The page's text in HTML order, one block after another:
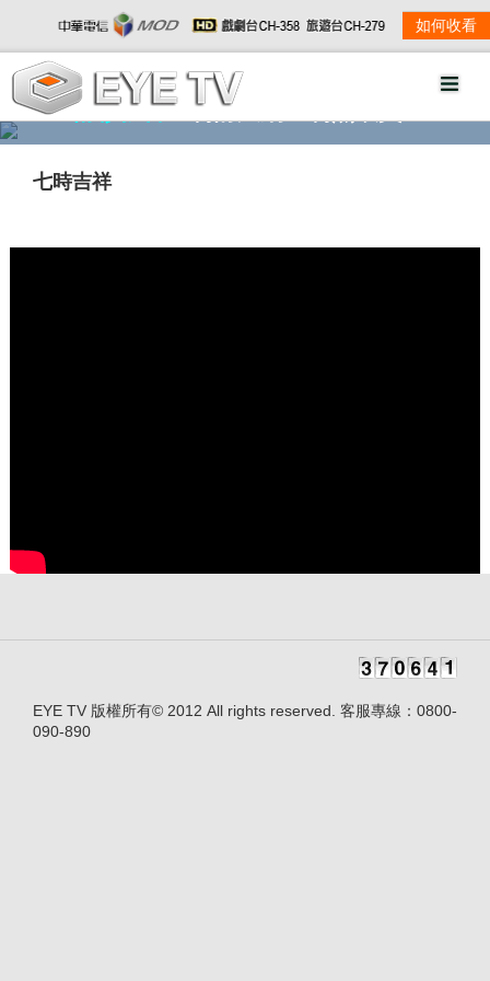
如何收看
精彩影音 劇情大綱
七時吉祥
EYE TV 版權所有© 2012 All rights reserved. 客服專線：0800-
090-890